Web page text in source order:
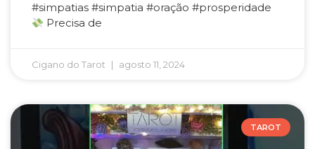
#simpatias #simpatia #oração #prosperidade
Precisa de
Cigano do Tarot agosto 11, 2024
TAROT